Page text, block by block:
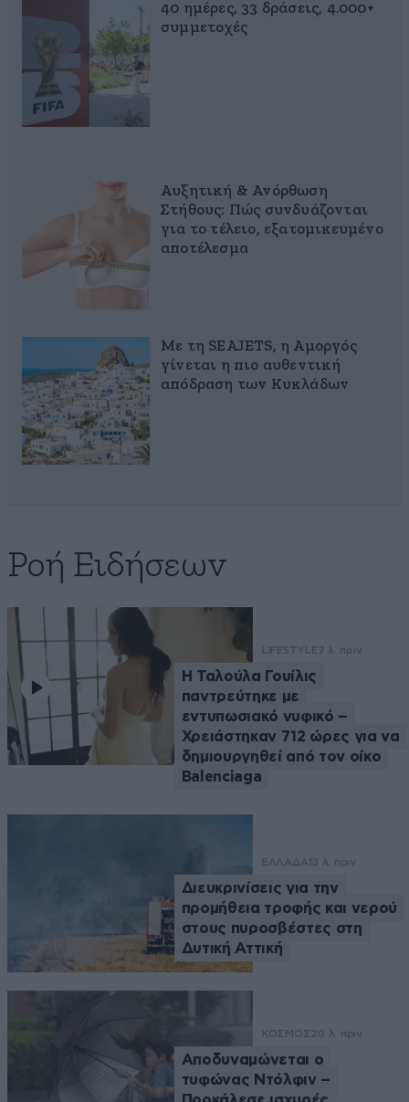
40 ημέρες, 33 δράσεις, 4.000+
συμμετοχές
Αυξητική & Ανόρθωση
Στήθους: Πώς συνδυάζονται
για το τέλειο, εξατομικευμένο
αποτέλεσμα
Με τη SEAJETS, η Αμοργός
γίνεται η πιο αυθεντική
απόδραση των Κυκλάδων
Ροή Ειδήσεων
LIFESTYLE7 λ. πριν
Η Ταλούλα Γουίλις
παντρεύτηκε με
εντυπωσιακό νυφικό –
Χρειάστηκαν 712 ώρες για να
δημιουργηθεί από τον οίκο
Balenciaga
ΕΛΛΑΔΑ 13 λ. πριν
Διευκρινίσεις για την
προμήθεια τροφής και νερού
στους πυροσβέστες στη
Δυτική Αττική
ΚΟΣΜΟΣ20 λ. πριν
Αποδυναμώνεται ο
τυφώνας Ντόλφιν –